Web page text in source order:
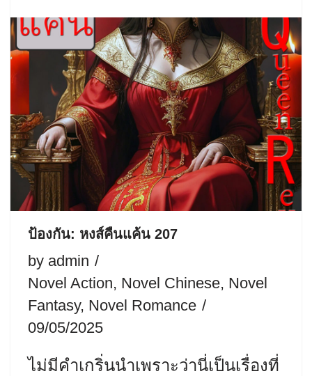
ป้องกัน: หงส์คืนแค้น 207
by admin
Novel Action, Novel Chinese, Novel
Fantasy, Novel Romance
09/05/2025
ไม่มีคำเกริ่นนำเพราะว่านี่เป็นเรื่องที่